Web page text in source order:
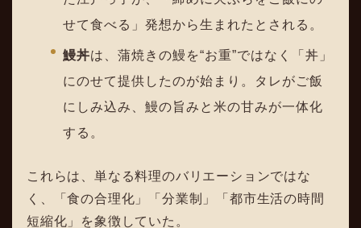
せて食べる」発想から生まれたとされる。
鰻丼は、蒲焼きの鰻を“お重”ではなく「丼」
にのせて提供したのが始まり。タレがご飯
にしみ込み、鰻の旨みと米の甘みが一体化
する。
これらは、単なる料理のバリエーションではな
く、「食の合理化」「分業制」「都市生活の時間
短縮化」を象徴していた。